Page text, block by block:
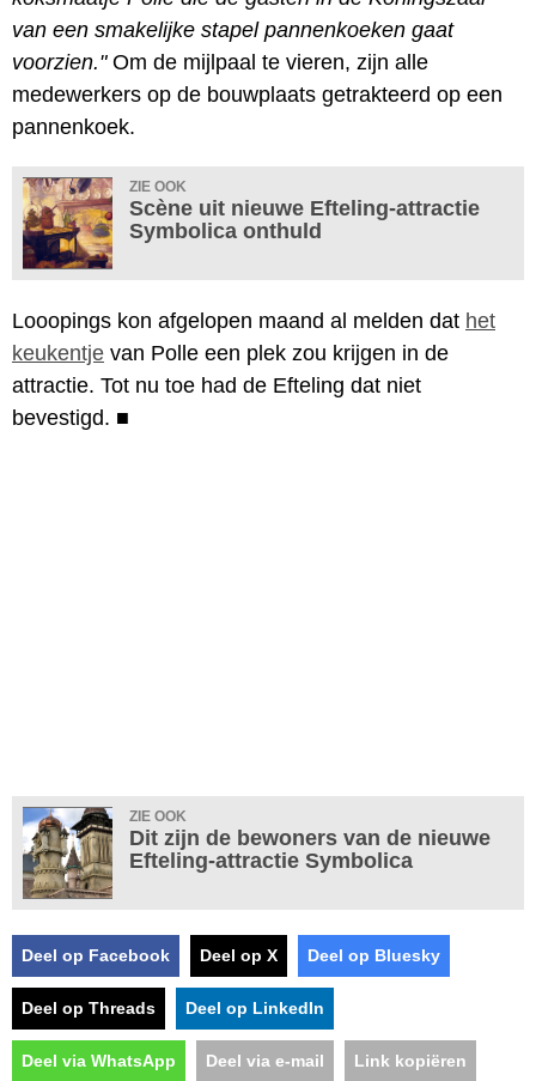
van een smakelijke stapel pannenkoeken gaat
voorzien."Om de mijlpaal te vieren, zijn alle
medewerkers op de bouwplaats getrakteerd op een
pannenkoek.
ZIE OOK
Scène uit nieuwe Efteling-attractie
Symbolica onthuld
Looopings kon afgelopen maand al melden dat het
keukentje van Polle een plek zou krijgen in de
attractie. Tot nu toe had de Efteling dat niet
bevestigd. ■
ZIE OOK
Dit zijn de bewoners van de nieuwe
Efteling-attractie Symbolica
Deel op Facebook Deel op X Deel op Bluesky
Deel op Threads Deel op LinkedIn
Deel via WhatsApp Deel via e-mail Link kopiëren